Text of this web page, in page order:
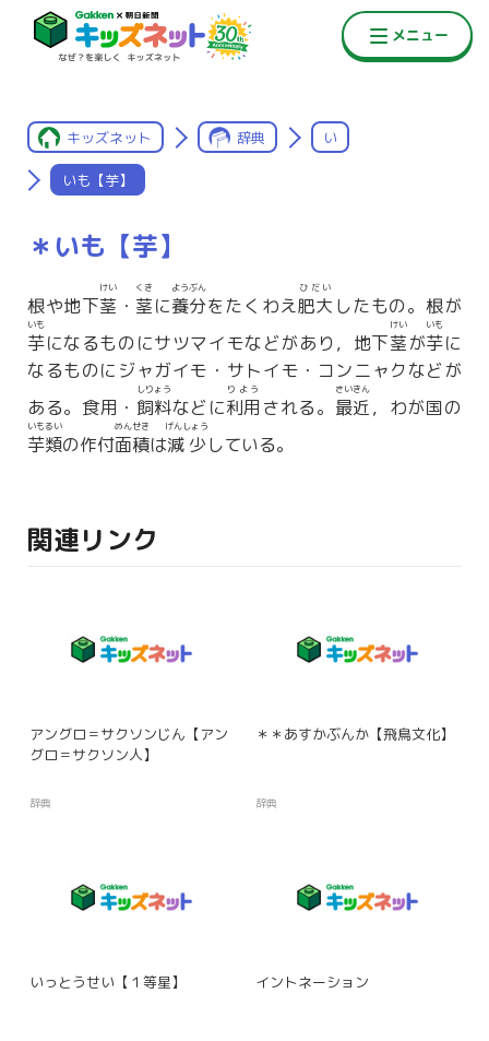
キッズネット 辞典 い
いも【芋】
＊いも【芋】
根や地下茎
けい
・ 茎
くき
に養分
ようぶん
をたくわえ肥大
ひだい
したもの。根が
芋
いも
になるものにサツマイモなどがあり，地下茎
けい
が芋
いも
に
なるものにジャガイモ・サトイモ・コンニャクなどが
ある。食用・ 飼料
しりょう
などに利用
りよう
される。 最近
さいきん
，わが国の
芋類
いもるい
の作付面積
めんせき
は減少
げんしょう
している。
関連リンク
アングロ＝サクソンじん【アン
グロ＝サクソン人】
辞典
＊＊あすかぶんか【飛鳥文化】
辞典
いっとうせい【１等星】 イントネーション